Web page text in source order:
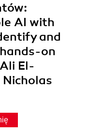
AI with
and
on
El-